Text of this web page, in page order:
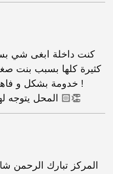
كنت داخلة ابغى شي
كثيرة كلها بسبب بنت
! خدومة بشكل و
المحل يتوجه لها وتدله بكل شي بطلة 👏🏻
المركز تبارك الرحمن